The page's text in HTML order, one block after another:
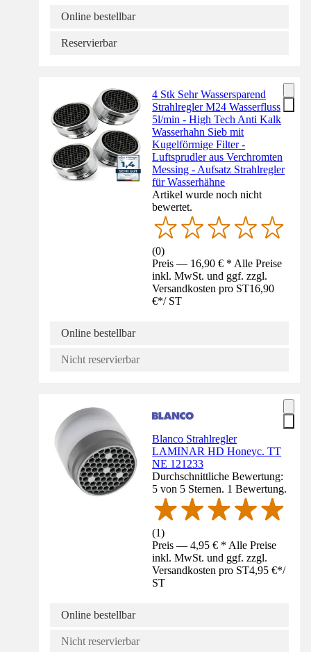
Online bestellbar
Reservierbar
4 Stk Sehr Wassersparend
Strahlregler M24 Wasserfluss
5l/min - High Tech Anti Kalk
Wasserhahn Sieb mit
Kugelförmige Filter -
Luftsprudler aus Verchromten
Messing - Aufsatz Strahlregler
für Wasserhähne
Artikel wurde noch nicht
bewertet.
(0)
Preis — 16,90 € * Alle Preise
inkl. MwSt. und ggf. zzgl.
Versandkosten pro ST16,90
€*/ ST
Online bestellbar
Nicht reservierbar
Blanco Strahlregler
LAMINAR HD Honeyc. TT
NE 121233
Durchschnittliche Bewertung:
5 von 5 Sternen. 1 Bewertung.
(1)
Preis — 4,95 € * Alle Preise
inkl. MwSt. und ggf. zzgl.
Versandkosten pro ST4,95 €*/
ST
Online bestellbar
Nicht reservierbar